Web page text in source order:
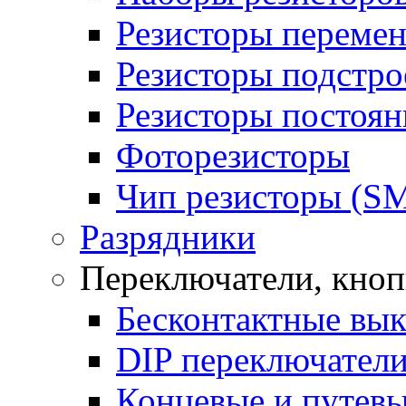
Резисторы
Резисторы
Резисторы
Фоторезисторы
Чип резисторы
Разрядники
Переключатели,
Бесконтактные
DIP